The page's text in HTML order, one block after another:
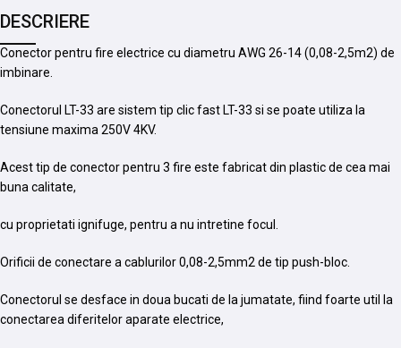
DESCRIERE
Conector pentru fire electrice cu diametru AWG 26-14 (0,08-2,5m2) de
imbinare.
Conectorul LT-33 are sistem tip clic fast LT-33 si se poate utiliza la
tensiune maxima 250V 4KV.
Acest tip de conector pentru 3 fire este fabricat din plastic de cea mai
buna calitate,
cu proprietati ignifuge, pentru a nu intretine focul.
Orificii de conectare a cablurilor 0,08-2,5mm2 de tip push-bloc.
Conectorul se desface in doua bucati de la jumatate, fiind foarte util la
conectarea diferitelor aparate electrice,